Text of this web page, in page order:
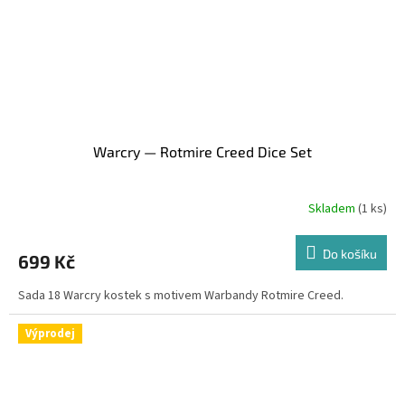
Warcry — Rotmire Creed Dice Set
Skladem (1 ks)
699 Kč Do košíku
Sada 18 Warcry kostek s motivem Warbandy Rotmire Creed.
Výprodej